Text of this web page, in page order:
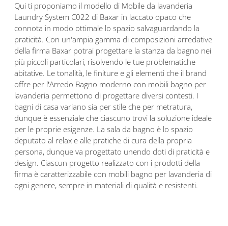
Qui ti proponiamo il modello di Mobile da lavanderia
Laundry System C022 di Baxar in laccato opaco che
connota in modo ottimale lo spazio salvaguardando la
praticità. Con un'ampia gamma di composizioni arredative
della firma Baxar potrai progettare la stanza da bagno nei
più piccoli particolari, risolvendo le tue problematiche
abitative. Le tonalità, le finiture e gli elementi che il brand
offre per l’Arredo Bagno moderno con mobili bagno per
lavanderia permettono di progettare diversi contesti. I
bagni di casa variano sia per stile che per metratura,
dunque è essenziale che ciascuno trovi la soluzione ideale
per le proprie esigenze. La sala da bagno è lo spazio
deputato al relax e alle pratiche di cura della propria
persona, dunque va progettato unendo doti di praticità e
design. Ciascun progetto realizzato con i prodotti della
firma è caratterizzabile con mobili bagno per lavanderia di
ogni genere, sempre in materiali di qualità e resistenti.